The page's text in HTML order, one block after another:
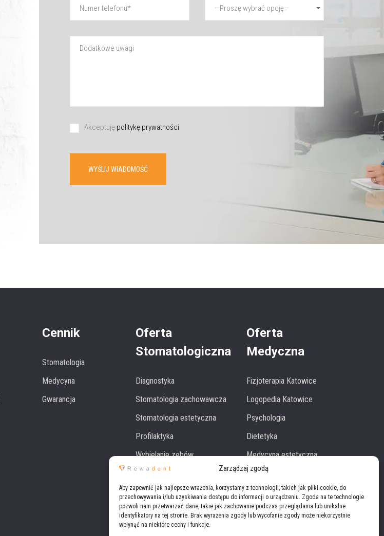
Zarządzaj zgodą
Aby zapewnić jak najlepsze wrażenia, korzystamy z technologii, takich jak pliki cookie, do
przechowywania i/lub uzyskiwania dostępu do informacji o urządzeniu. Zgoda na te technologie
pozwoli nam przetwarzać dane, takie jak zachowanie podczas przeglądania lub unikalne
identyfikatory na tej stronie. Brak wyrażenia zgody lub wycofanie zgody może niekorzystnie
wpłynąć na niektóre cechy i funkcje.
Akceptuję politykę prywatności
WYŚLIJ WIADOMOŚĆ
Cennik
Stomatologia
Medycyna
Gwarancja
Oferta
Stomatologiczna
Diagnostyka
Stomatologia zachowawcza
Stomatologia estetyczna
Profilaktyka
Wybielanie zębów
Zobacz wszystkie
Oferta
Medyczna
Fizjoterapia Katowice
Logopedia Katowice
Psychologia
Dietetyka
Medycyna estetyczna
Kosmetyka